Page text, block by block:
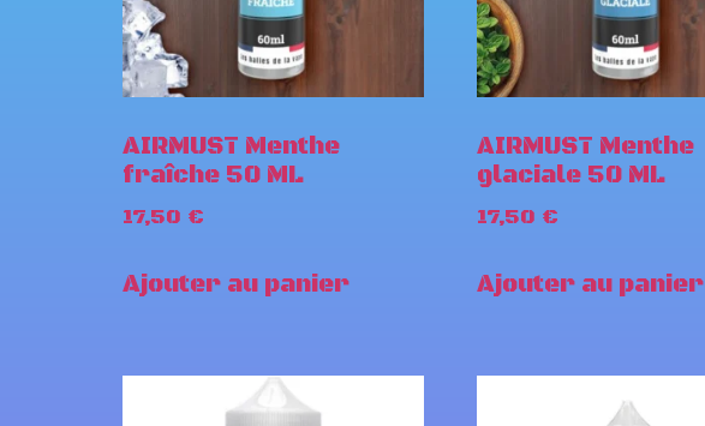
AIRMUST Menthe
fraîche 50 ML
17,50 €
Ajouter au panier
AIRMUST Menthe
glaciale 50 ML
17,50 €
Ajouter au panier